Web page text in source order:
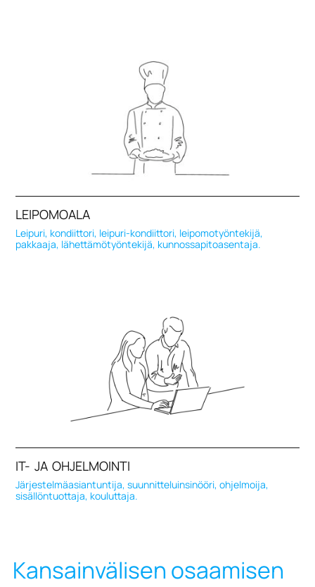
LEIPOMOALA
Leipuri, kondiittori, leipuri-kondiittori, leipomotyöntekijä,
pakkaaja, lähettämötyöntekijä, kunnossapitoasentaja.
IT- JA OHJELMOINTI
Järjestelmäasiantuntija, suunnitteluinsinööri, ohjelmoija,
sisällöntuottaja, kouluttaja.
Kansainvälisen osaamisen